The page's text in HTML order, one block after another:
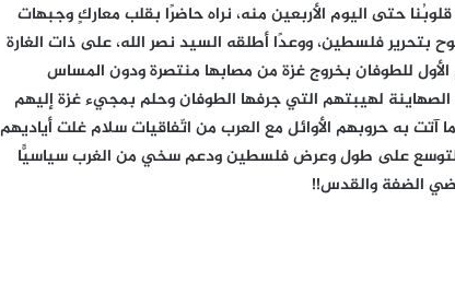
حتى اليوم الأربعين منه، نراه حاضرًا بقلب معاركٍ وجبهات
بتحرير فلسطين، ووعدًا أطلقه السيد نصر الله، على ذات الغارة
للطوفان بخروج غزة من مصابها منتصرة ودون المساس
لهيبتهم التي جرفها الطوفان وحلم بمجيء غزة إليهم
به حروبهم الأوائل مع العرب من اتّفاقيات سلام غلت أياديهم
على طول وعرض فلسطين ودعم سخي من الغرب سياسيًّا
الضفة والقدس!!